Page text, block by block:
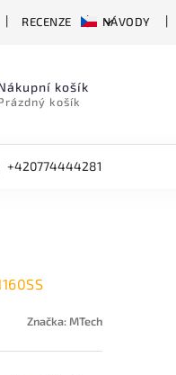
RECENZE NÁVODY
košík
košík
OCÍLKY
+420774444281
Značka: MTech